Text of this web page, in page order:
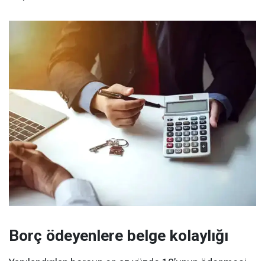
Borç ödeyenlere belge kolaylığı